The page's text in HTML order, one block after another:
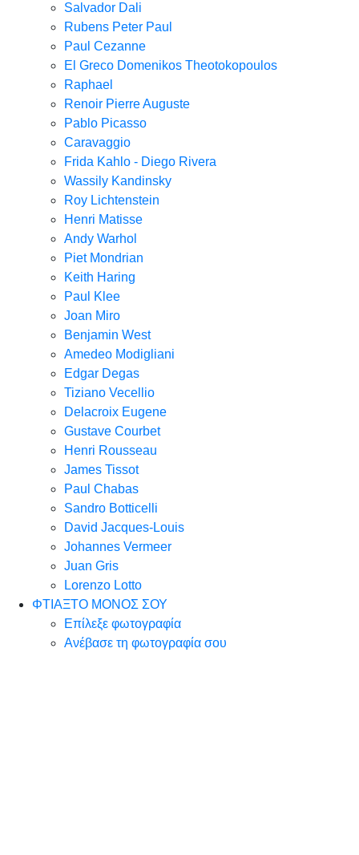
Salvador Dali
Rubens Peter Paul
Paul Cezanne
El Greco Domenikos Theotokopoulos
Raphael
Renoir Pierre Auguste
Pablo Picasso
Caravaggio
Frida Kahlo - Diego Rivera
Wassily Kandinsky
Roy Lichtenstein
Henri Matisse
Andy Warhol
Piet Mondrian
Keith Haring
Paul Klee
Joan Miro
Benjamin West
Amedeo Modigliani
Edgar Degas
Tiziano Vecellio
Delacroix Eugene
Gustave Courbet
Henri Rousseau
James Tissot
Paul Chabas
Sandro Botticelli
David Jacques-Louis
Johannes Vermeer
Juan Gris
Lorenzo Lotto
ΦΤΙΑΞΤΟ ΜΟΝΟΣ ΣΟΥ
Επίλεξε φωτογραφία
Ανέβασε τη φωτογραφία σου